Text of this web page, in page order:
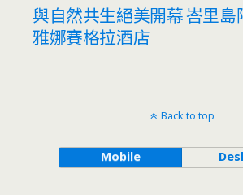
與自然共生絕美開幕 峇里島
雅娜賽格拉酒店
Back to top
Mobile